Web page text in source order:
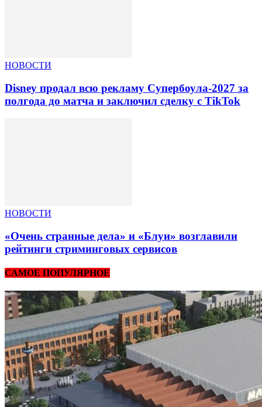
НОВОСТИ
Disney продал всю рекламу Супербоула-2027 за
полгода до матча и заключил сделку с TikTok
НОВОСТИ
«Очень странные дела» и «Блуи» возглавили
рейтинги стриминговых сервисов
САМОЕ ПОПУЛЯРНОЕ